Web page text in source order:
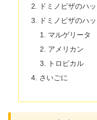
ドミノピザのハ
ドミノピザのハ
マルゲリータ
アメリカン
トロピカル
さいごに